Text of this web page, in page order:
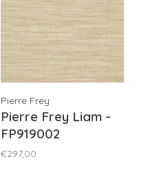
Pierre Frey
Pierre Frey Liam -
FP919002
€297,00